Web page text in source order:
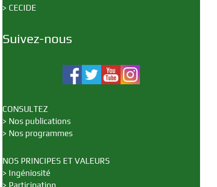
> CECIDE
Suivez-nous
CONSULTEZ
> Nos publications
> Nos programmes
NOS PRINCIPES ET VALEURS
> Ingéniosité